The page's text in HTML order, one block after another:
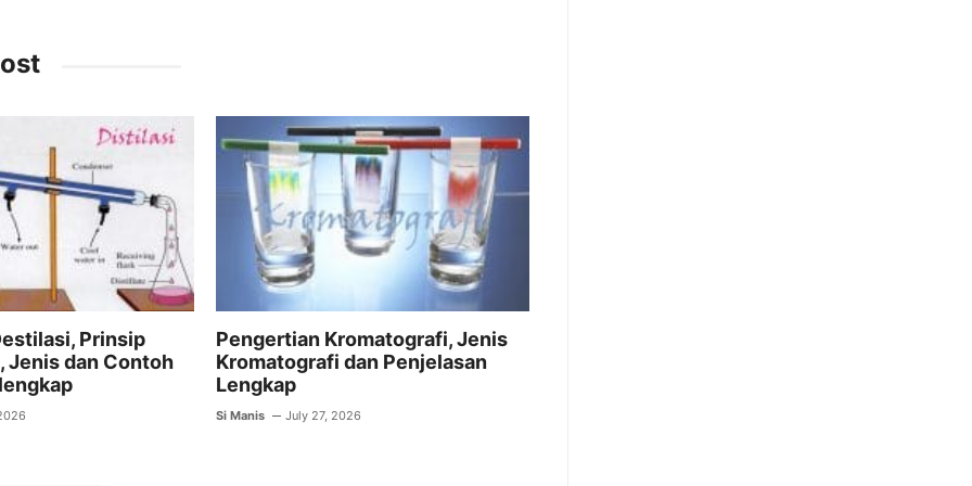
ai
l
A
p
p
a
m
Prinsip
Jenis dan Contoh
Pengertian Kromatografi, Jenis
Kromatografi dan Penjelasan
Lengkap
Si Manis July 27, 2026